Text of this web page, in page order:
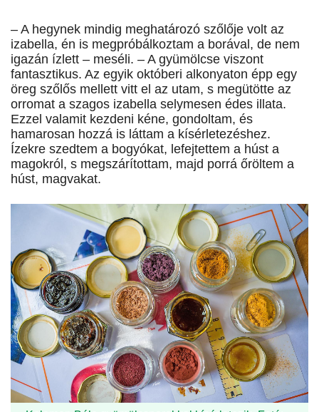
– A hegynek mindig meghatározó szőlője volt az
izabella, én is megpróbálkoztam a borával, de nem
igazán ízlett – meséli. – A gyümölcse viszont
fantasztikus. Az egyik októberi alkonyaton épp egy
öreg szőlős mellett vitt el az utam, s megütötte az
orromat a szagos izabella selymesen édes illata.
Ezzel valamit kezdeni kéne, gondoltam, és
hamarosan hozzá is láttam a kísérletezéshez.
Ízekre szedtem a bogyókat, lefejtettem a húst a
magokról, s megszárítottam, majd porrá őröltem a
húst, magvakat.